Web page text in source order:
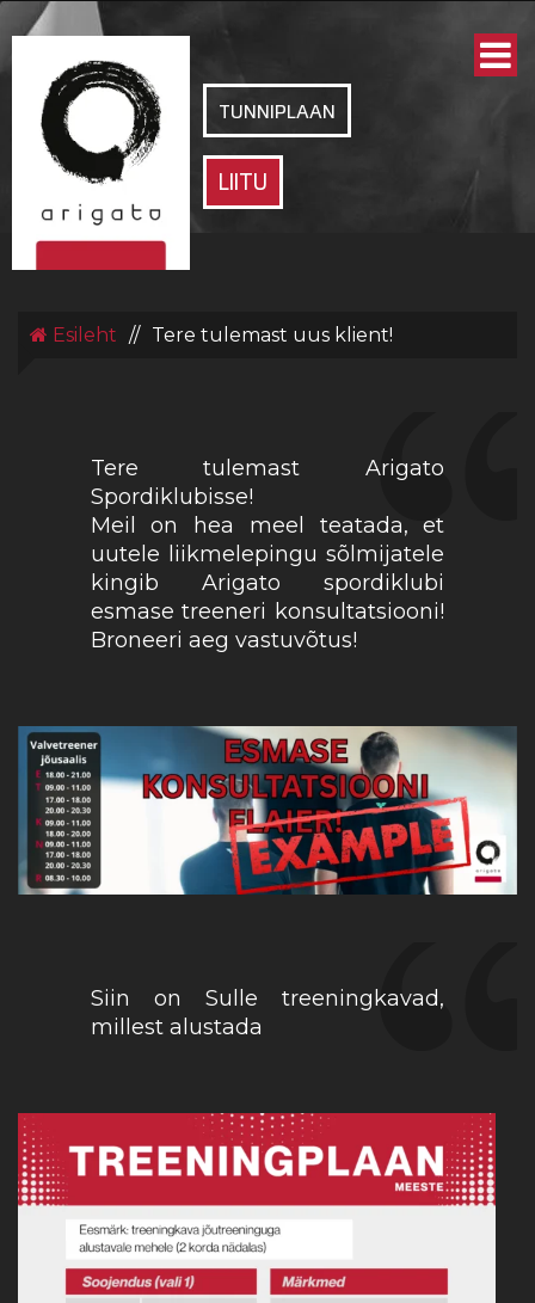
TUNNIPLAAN
LIITU
ARIGATO
SPORDIKLUBI
Esileht // Tere tulemast uus klient!
Tere tulemast Arigato
Spordiklubisse!
Meil on hea meel teatada, et
uutele liikmelepingu sõlmijatele
kingib Arigato spordiklubi
esmase treeneri konsultatsiooni!
Broneeri aeg vastuvõtus!
Siin on Sulle treeningkavad,
millest alustada